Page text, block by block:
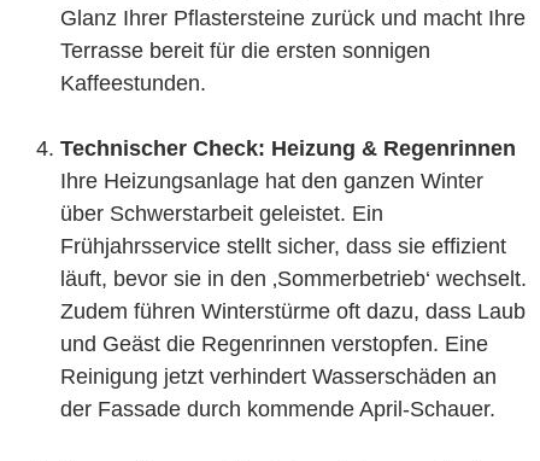
Glanz Ihrer Pflastersteine zurück und macht Ihre
Terrasse bereit für die ersten sonnigen
Kaffeestunden.
Technischer Check: Heizung & Regenrinnen
Ihre Heizungsanlage hat den ganzen Winter
über Schwerstarbeit geleistet. Ein
Frühjahrsservice stellt sicher, dass sie effizient
läuft, bevor sie in den ‚Sommerbetrieb‘ wechselt.
Zudem führen Winterstürme oft dazu, dass Laub
und Geäst die Regenrinnen verstopfen. Eine
Reinigung jetzt verhindert Wasserschäden an
der Fassade durch kommende April-Schauer.